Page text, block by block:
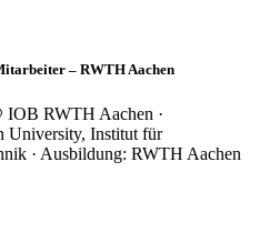
– RWTH Aachen
IOB RWTH Aachen ·
University, Institut für
· Ausbildung: RWTH Aachen